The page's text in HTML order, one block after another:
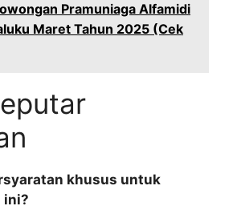
Pramuniaga Alfamidi
Maret Tahun 2025 (Cek
khusus untuk
ini?